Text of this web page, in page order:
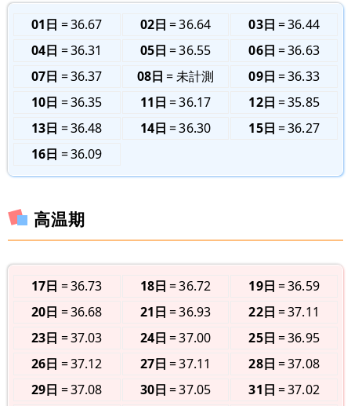
01日 36.67 02日 36.64 03日
36.44
04日
36.31 05日 36.55 06日
36.63
07日
36.37 08日 未計測 09日
36.33
10日
36.35 11日 36.17 12日
35.85
13日
36.48 14日 36.30 15日
36.27
16日
36.09
高温期
17日 36.73 18日 36.72 19日
36.59
20日
36.68 21日 36.93 22日
37.11
23日
37.03 24日 37.00 25日
36.95
26日
37.12 27日 37.11 28日
37.08
29日
37.08 30日 37.05 31日
37.02